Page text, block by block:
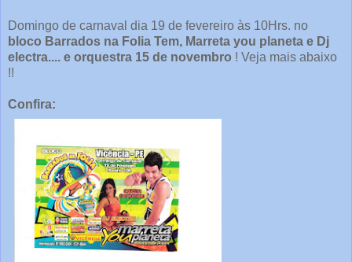
Domingo de carnaval dia 19 de fevereiro às 10Hrs. no
bloco Barrados na Folia Tem, Marreta you planeta e Dj
electra.... e orquestra 15 de novembro ! Veja mais abaixo
!!
Confira: